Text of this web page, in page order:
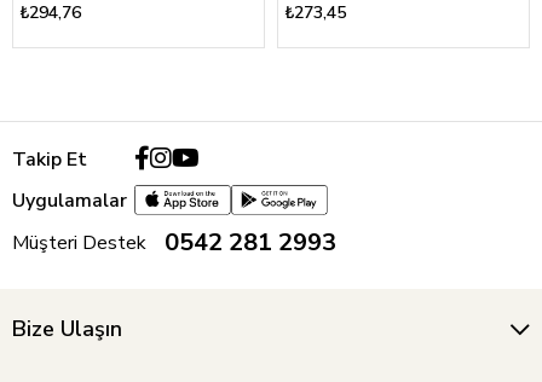
₺294,76 ₺273,45
Takip Et
Uygulamalar
Müşteri Destek
0542 281 2993
Bize Ulaşın